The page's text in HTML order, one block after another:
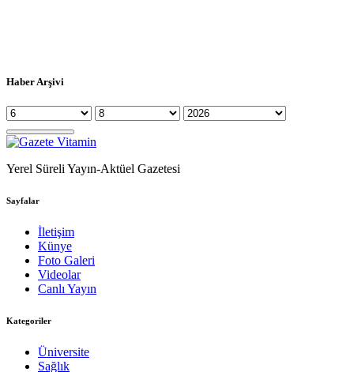
Haber Arşivi
Yerel Süreli Yayın-Aktüel Gazetesi
Sayfalar
İletişim
Künye
Foto Galeri
Videolar
Canlı Yayın
Kategoriler
Üniversite
Sağlık